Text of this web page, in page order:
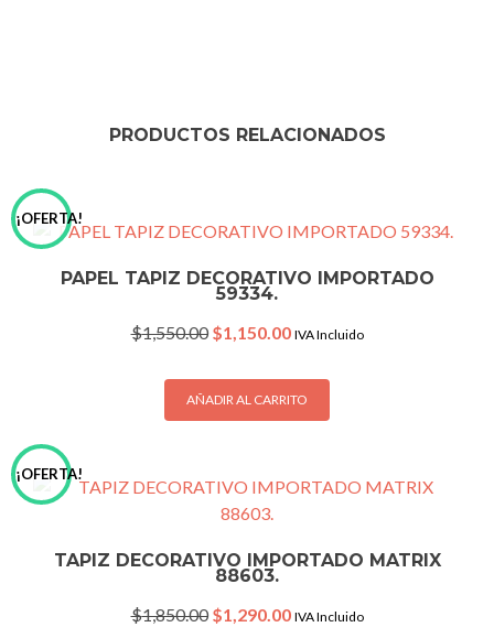
PRODUCTOS RELACIONADOS
¡OFERTA!
PAPEL TAPIZ DECORATIVO IMPORTADO
59334.
$1,550.00 Original
was:
$1,550.00.
$1,150.00Current
is:
$1,150.00.
IVA Incluido
AÑADIR AL CARRITO
¡OFERTA!
TAPIZ DECORATIVO IMPORTADO MATRIX
88603.
$1,850.00 Original
$1,290.00Current
IVA Incluido